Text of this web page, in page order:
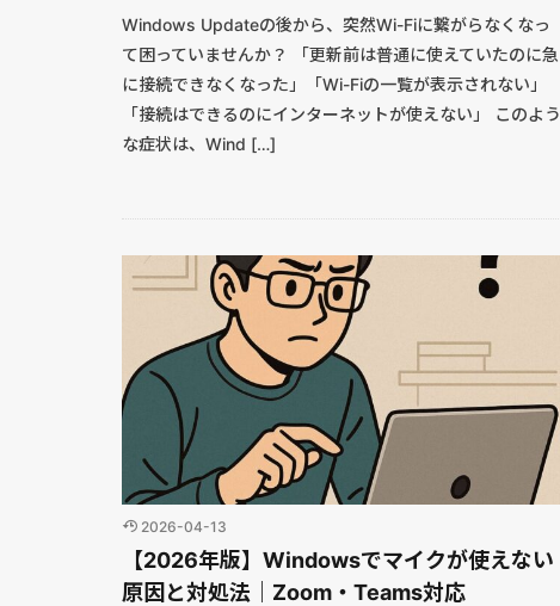
Windows Updateの後から、突然Wi-Fiに繋がらなくなっ
て困っていませんか？ 「更新前は普通に使えていたのに急
に接続できなくなった」「Wi-Fiの一覧が表示されない」
「接続はできるのにインターネットが使えない」 このよう
な症状は、Wind […]
2026-04-13
【2026年版】Windowsでマイクが使えない
原因と対処法｜Zoom・Teams対応